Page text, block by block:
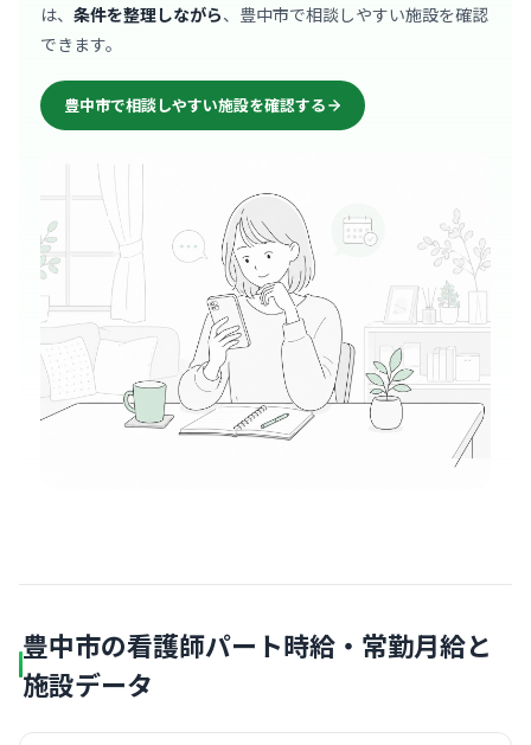
は、 条件を整理しながら、豊中市で相談しやすい施設を確認
できます。
豊中市で相談しやすい施設を確認する
豊中市の看護師パート時給・常勤月給と
施設データ